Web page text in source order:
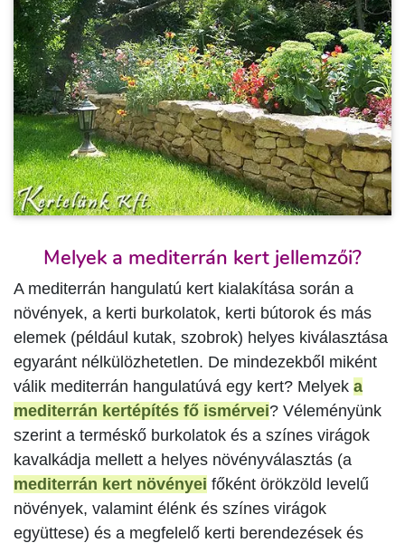
Melyek a mediterrán kert jellemzői?
A mediterrán hangulatú kert kialakítása során a
növények, a kerti burkolatok, kerti bútorok és más
elemek (például kutak, szobrok) helyes kiválasztása
egyaránt nélkülözhetetlen. De mindezekből miként
válik mediterrán hangulatúvá egy kert? Melyek a
mediterrán kertépítés fő ismérvei? Véleményünk
szerint a terméskő burkolatok és a színes virágok
kavalkádja mellett a helyes növényválasztás (a
mediterrán kert növényei főként örökzöld levelű
növények, valamint élénk és színes virágok
együttese) és a megfelelő kerti berendezések és